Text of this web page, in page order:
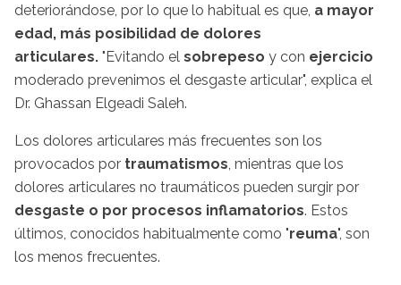
deteriorándose, por lo que lo habitual es que, a mayor
edad, más posibilidad de dolores
articulares. "Evitando el sobrepeso y con ejercicio
moderado prevenimos el desgaste articular", explica el
Dr. Ghassan Elgeadi Saleh.
Los dolores articulares más frecuentes son los
provocados por traumatismos, mientras que los
dolores articulares no traumáticos pueden surgir por
desgaste o por procesos inflamatorios. Estos
últimos, conocidos habitualmente como "reuma", son
los menos frecuentes.